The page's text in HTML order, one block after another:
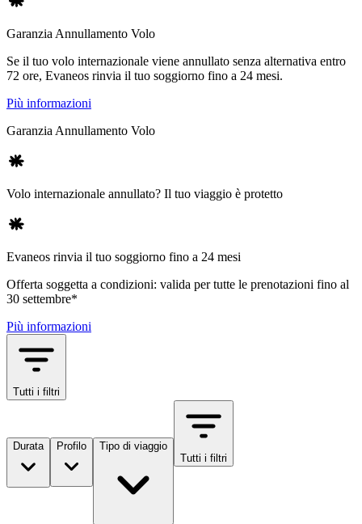
Garanzia Annullamento Volo
Se il tuo volo internazionale viene annullato senza alternativa entro
72 ore, Evaneos rinvia il tuo soggiorno fino a 24 mesi.
Più informazioni
Garanzia Annullamento Volo
Volo internazionale annullato? Il tuo viaggio è protetto
Evaneos rinvia il tuo soggiorno fino a 24 mesi
Offerta soggetta a condizioni: valida per tutte le prenotazioni fino al
30 settembre*
Più informazioni
Tutti i filtri
Durata Profilo
Tipo di viaggio
Tutti i filtri